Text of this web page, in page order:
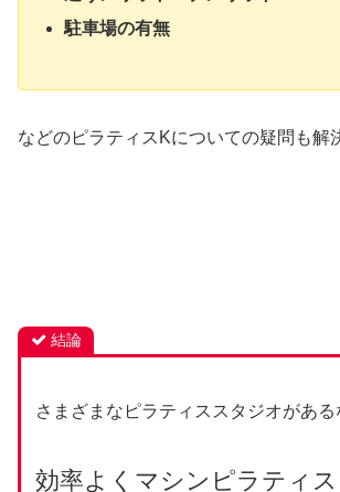
駐車場の有無
などのピラティスKについての疑問も解
結論
さまざまなピラティススタジオがある
効率よくマシンピラティ